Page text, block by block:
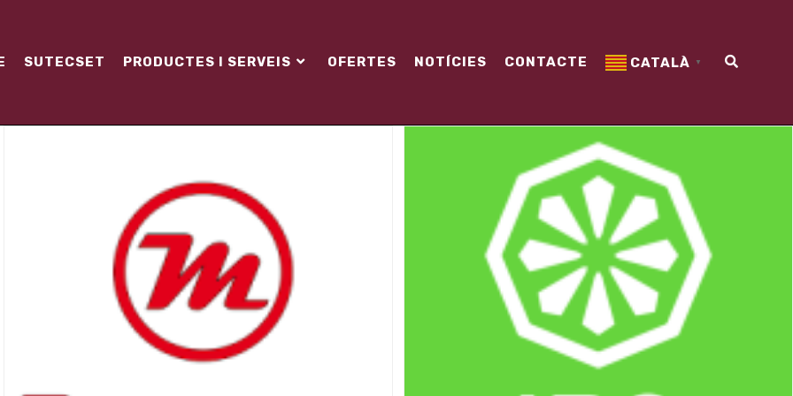
SUTECSET PRODUCTES I SERVEIS OFERTES NOTÍCIES CONTACTE CATALÀ ▼